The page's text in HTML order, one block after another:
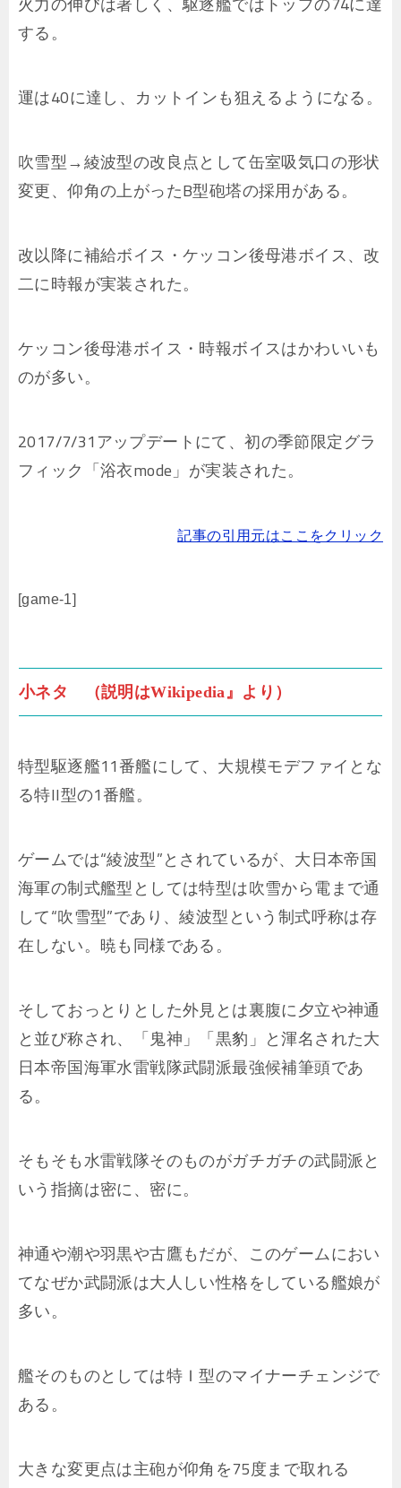
する。
運は40に達し、カットインも狙えるようになる。
吹雪型→綾波型の改良点として缶室吸気口の形状
変更、仰角の上がったB型砲塔の採用がある。
改以降に補給ボイス・ケッコン後母港ボイス、改
二に時報が実装された。
ケッコン後母港ボイス・時報ボイスはかわいいも
のが多い。
2017/7/31アップデートにて、初の季節限定グラ
フィック「浴衣mode」が実装された。
記事の引用元はここをクリック
[game-1]
小ネタ （説明はWikipedia』より）
特型駆逐艦11番艦にして、大規模モデファイとな
る特II型の1番艦。
ゲームでは“綾波型”とされているが、大日本帝国
海軍の制式艦型としては特型は吹雪から電まで通
して“吹雪型”であり、綾波型という制式呼称は存
在しない。暁も同様である。
そしておっとりとした外見とは裏腹に夕立や神通
と並び称され、「鬼神」「黒豹」と渾名された大
日本帝国海軍水雷戦隊武闘派最強候補筆頭であ
る。
そもそも水雷戦隊そのものがガチガチの武闘派と
いう指摘は密に、密に。
神通や潮や羽黒や古鷹もだが、このゲームにおい
てなぜか武闘派は大人しい性格をしている艦娘が
多い。
艦そのものとしては特Ｉ型のマイナーチェンジで
ある。
大きな変更点は主砲が仰角を75度まで取れる